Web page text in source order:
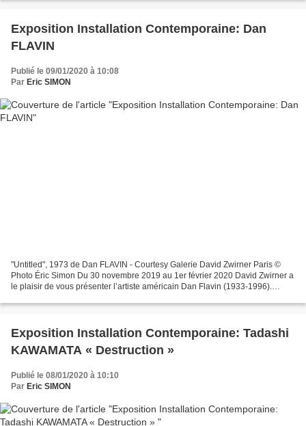
Exposition Installation Contemporaine: Dan
FLAVIN
Publié le 09/01/2020 à 10:08
Par Eric SIMON
"Untitled", 1973 de Dan FLAVIN - Courtesy Galerie David Zwirner Paris ©
Photo Éric Simon Du 30 novembre 2019 au 1er février 2020 David Zwirner a
le plaisir de vous présenter l’artiste américain Dan Flavin (1933-1996).
Exposition Installation Contemporaine: Tadashi
KAWAMATA « Destruction »
Publié le 08/01/2020 à 10:10
Par Eric SIMON